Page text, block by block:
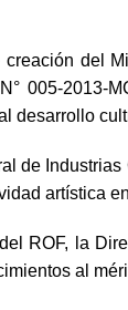
del
005-
desarrollo
de
artística
ROF, la
al